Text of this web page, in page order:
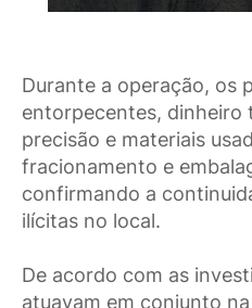
Durante a operação, os
entorpecentes, dinheiro
precisão e materiais
fracionamento e
confirmando a
ilícitas no local.
De acordo com as
atuavam em conjunto